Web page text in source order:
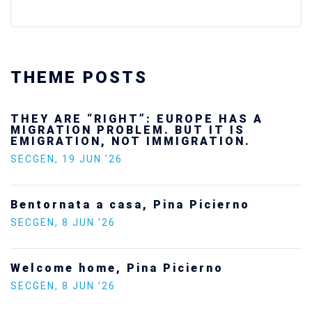
THEME POSTS
Ukraine’s youth are defending
future — and we will not look away
SECGEN ,24 FEB ’26
Europe on the situation in Venezuela
SECGEN, 5 JAN ’26
Increasing Youth Participation in
Politics